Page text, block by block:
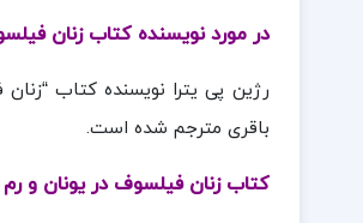
در مورد نویسنده کتاب زنان
رژین پی یترا نویسنده کتاب
باقری مترجم شده است.
کتاب زنان فیلسوف در یونان و رم